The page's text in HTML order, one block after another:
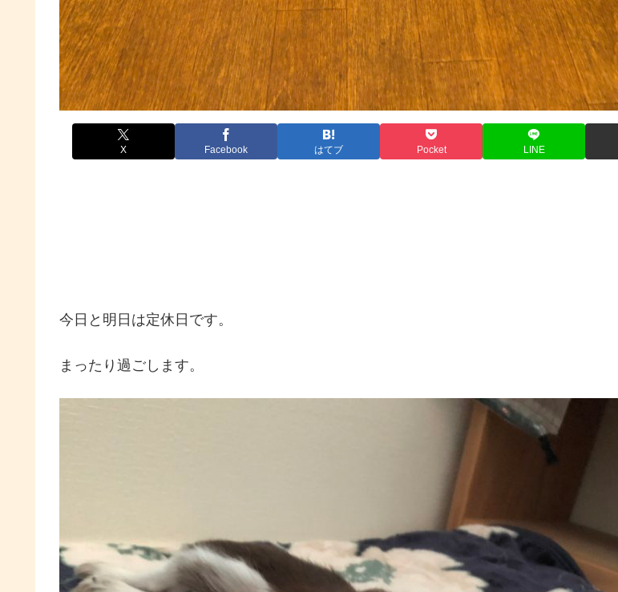
X Facebook はてブ Pocket LINE
今日と明日は定休日です。
まったり過ごします。